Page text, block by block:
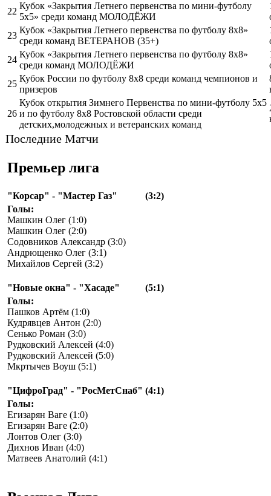
22
Кубок «Закрытия Летнего первенства по мини-футболу
5х5» среди команд МОЛОДЁЖИ
23
Кубок «Закрытия Летнего первенства по футболу 8х8»
среди команд ВЕТЕРАНОВ (35+)
24
Кубок «Закрытия Летнего первенства по футболу 8х8»
среди команд МОЛОДЁЖИ
25
Кубок России по футболу 8х8 среди команд чемпионов и
призеров
26
Кубок открытия Зимнего Первенства по мини-футболу 5х5
и по футболу 8х8 Ростовской области среди
детских,молодежных и ветеранских команд
Последние Матчи
Премьер лига
"Корсар" - "Мастер Газ"
(3:2)
Голы:
Машкин Олег (1:0)
Машкин Олег (2:0)
Содовников Александр (3:0)
Андрющенко Олег (3:1)
Михайлов Сергей (3:2)
"Новые окна" - "Хасаде"
(5:1)
Голы:
Пашков Артём (1:0)
Кудрявцев Антон (2:0)
Сенько Роман (3:0)
Рудковский Алексей (4:0)
Рудковский Алексей (5:0)
Мкртычев Воуш (5:1)
"ЦифроГрад" - "РосМетСнаб" (4:1)
Голы:
Егизарян Ваге (1:0)
Егизарян Ваге (2:0)
Лонтов Олег (3:0)
Дихнов Иван (4:0)
Матвеев Анатолий (4:1)